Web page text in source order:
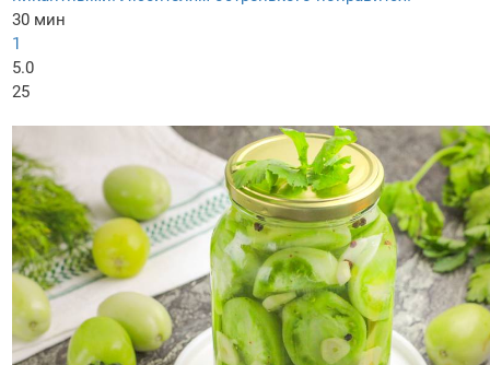
30 мин
1
5.0
25